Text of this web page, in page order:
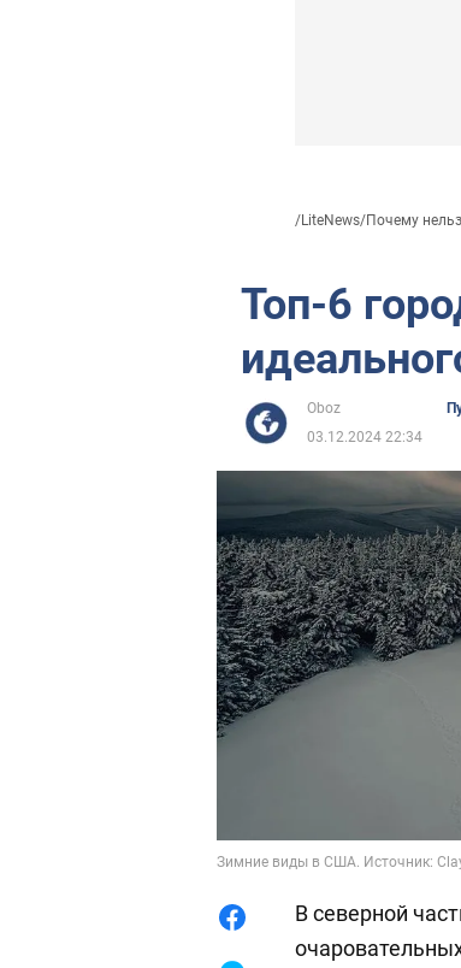
/LiteNews/Почему
Топ-6
Oboz
03.12.2024 22:34
Зимние виды в США. Источник:
В северной